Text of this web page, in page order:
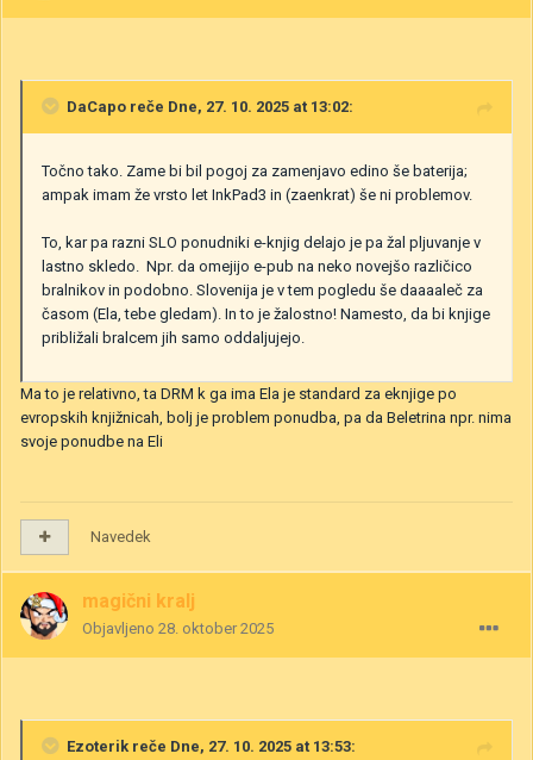
DaCapo reče Dne, 27. 10. 2025 at 13:02:
Točno tako. Zame bi bil pogoj za zamenjavo edino še baterija;
ampak imam že vrsto let InkPad3 in (zaenkrat) še ni problemov.
To, kar pa razni SLO ponudniki e-knjig delajo je pa žal pljuvanje v
lastno skledo. Npr. da omejijo e-pub na neko novejšo različico
bralnikov in podobno. Slovenija je v tem pogledu še daaaaleč za
časom (Ela, tebe gledam). In to je žalostno! Namesto, da bi knjige
približali bralcem jih samo oddaljujejo.
Ma to je relativno, ta DRM k ga ima Ela je standard za eknjige po
evropskih knjižnicah, bolj je problem ponudba, pa da Beletrina npr. nima
svoje ponudbe na Eli
Navedek
magični kralj
Objavljeno 28. oktober 2025
Ezoterik reče Dne, 27. 10. 2025 at 13:53: